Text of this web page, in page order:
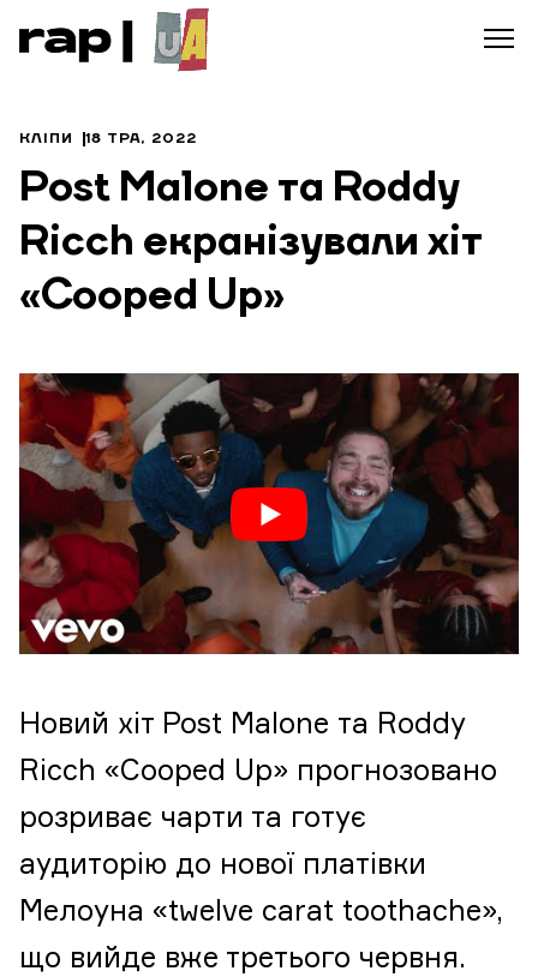
КЛІПИ 18 ТРА, 2022
Post Malone та Roddy
Ricch екранізували хіт
«Cooped Up»
Новий хіт Post Malone та Roddy
Ricch «Cooped Up» прогнозовано
розриває чарти та готує
аудиторію до нової платівки
Мелоуна «twelve carat toothache»,
що вийде вже третього червня.